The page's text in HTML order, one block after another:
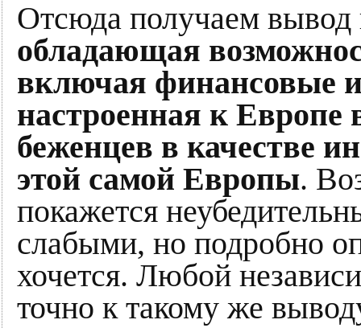
Отсюда получаем
обладающая
включая финансовые
настроенная к
беженцев в качестве
этой самой Европы.
покажется
слабыми, но подробно
хочется. Любой
точно к такому же